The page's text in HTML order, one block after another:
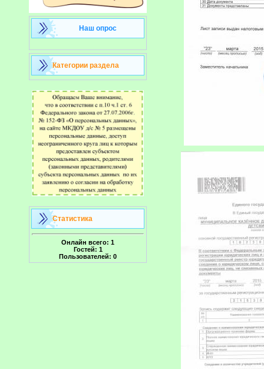
Наш опрос
Категории раздела
Статистика
Онлайн всего: 1
Гостей: 1
Пользователей: 0